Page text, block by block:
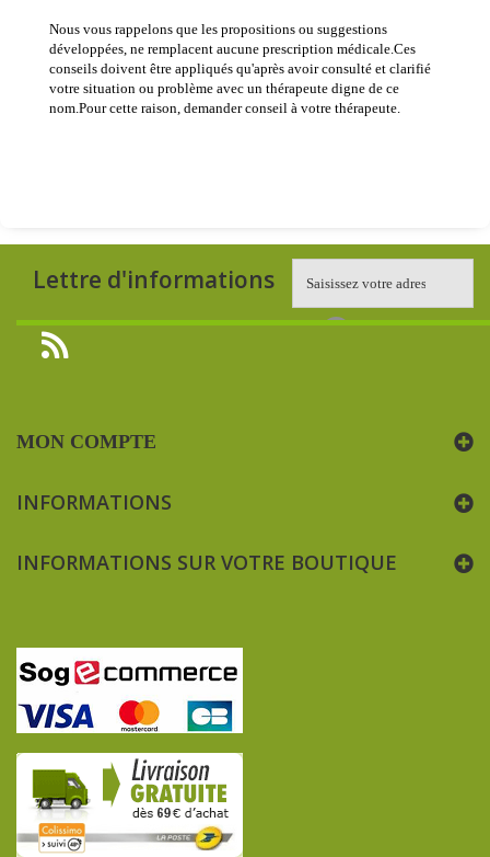
Nous vous rappelons que les propositions ou suggestions
développées, ne remplacent aucune prescription médicale.Ces
conseils doivent être appliqués qu'après avoir consulté et clarifié
votre situation ou problème avec un thérapeute digne de ce
nom.Pour cette raison, demander conseil à votre thérapeute.
Lettre d'informations
MON COMPTE
INFORMATIONS
INFORMATIONS SUR VOTRE BOUTIQUE